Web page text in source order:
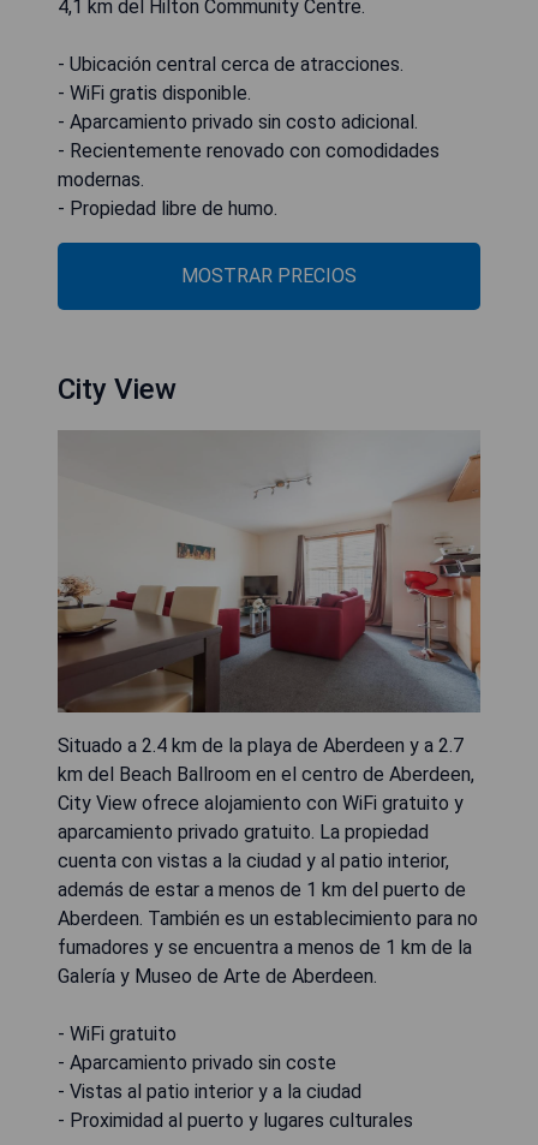
4,1 km del Hilton Community Centre.
- Ubicación central cerca de atracciones.
- WiFi gratis disponible.
- Aparcamiento privado sin costo adicional.
- Recientemente renovado con comodidades
modernas.
- Propiedad libre de humo.
MOSTRAR PRECIOS
City View
Situado a 2.4 km de la playa de Aberdeen y a 2.7
km del Beach Ballroom en el centro de Aberdeen,
City View ofrece alojamiento con WiFi gratuito y
aparcamiento privado gratuito. La propiedad
cuenta con vistas a la ciudad y al patio interior,
además de estar a menos de 1 km del puerto de
Aberdeen. También es un establecimiento para no
fumadores y se encuentra a menos de 1 km de la
Galería y Museo de Arte de Aberdeen.
- WiFi gratuito
- Aparcamiento privado sin coste
- Vistas al patio interior y a la ciudad
- Proximidad al puerto y lugares culturales